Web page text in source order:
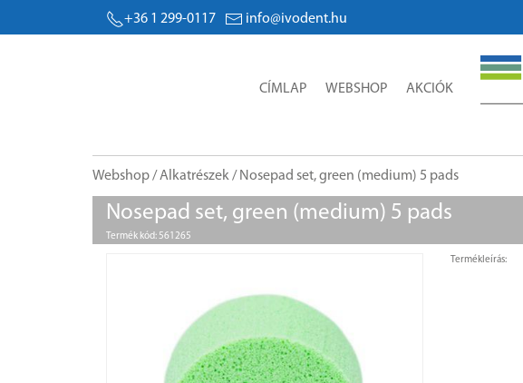
+36 1 299-0117 info@ivodent.hu
CÍMLAP WEBSHOP AKCIÓK
Webshop/Alkatrészek/ Nosepad set, green (medium) 5 pads
Nosepad set, green (medium) 5 pads
Termék kód: 561265
Termékleírás: